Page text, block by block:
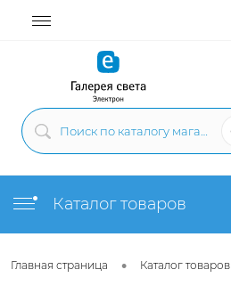
Каталог товаров
Главная страница • Каталог товаров